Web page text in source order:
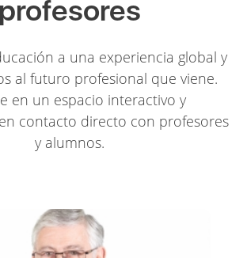
profesores
a una experiencia global y
al futuro profesional que viene.
en un espacio interactivo y
contacto directo con profesores
y alumnos.